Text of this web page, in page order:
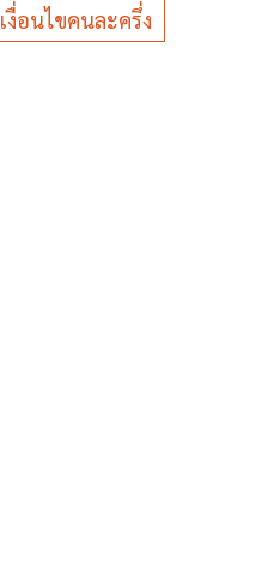
เงื่อนไขคนละครึ่ง